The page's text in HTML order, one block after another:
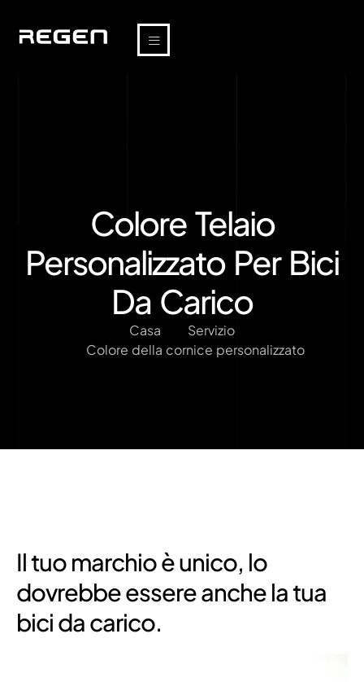
Colore Telaio
Personalizzato Per Bici
Da Carico
Casa
Servizio
Colore della cornice personalizzato
Il tuo marchio è unico, lo
dovrebbe essere anche la tua
bici da carico.